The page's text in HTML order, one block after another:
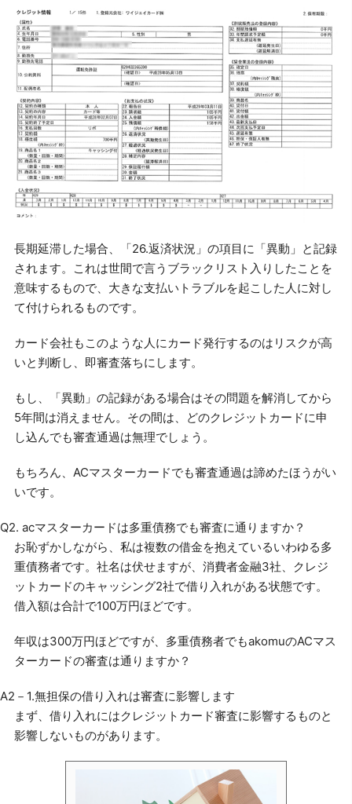
長期延滞した場合、「26.返済状況」の項目に「異動」と記録
されます。これは世間で言うブラックリスト入りしたことを
意味するもので、大きな支払いトラブルを起こした人に対し
て付けられるものです。
カード会社もこのような人にカード発行するのはリスクが高
いと判断し、即審査落ちにします。
もし、「異動」の記録がある場合はその問題を解消してから
5年間は消えません。その間は、どのクレジットカードに申
し込んでも審査通過は無理でしょう。
もちろん、ACマスターカードでも審査通過は諦めたほうがい
いです。
Q2. acマスターカードは多重債務でも審査に通りますか？
お恥ずかしながら、私は複数の借金を抱えているいわゆる多
重債務者です。社名は伏せますが、消費者金融3社、クレジ
ットカードのキャッシング2社で借り入れがある状態です。
借入額は合計で100万円ほどです。
年収は300万円ほどですが、多重債務者でもakomuのACマス
ターカードの審査は通りますか？
A2－1.無担保の借り入れは審査に影響します
まず、借り入れにはクレジットカード審査に影響するものと
影響しないものがあります。